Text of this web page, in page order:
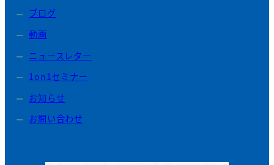
ブログ
動画
ニュースレター
1on1セミナー
お知らせ
お問い合わせ